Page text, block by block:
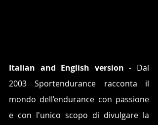
Italian and English version - Dal
2003 Sportendurance racconta il
mondo dell’endurance con passione
e con l'unico scopo di divulgare la